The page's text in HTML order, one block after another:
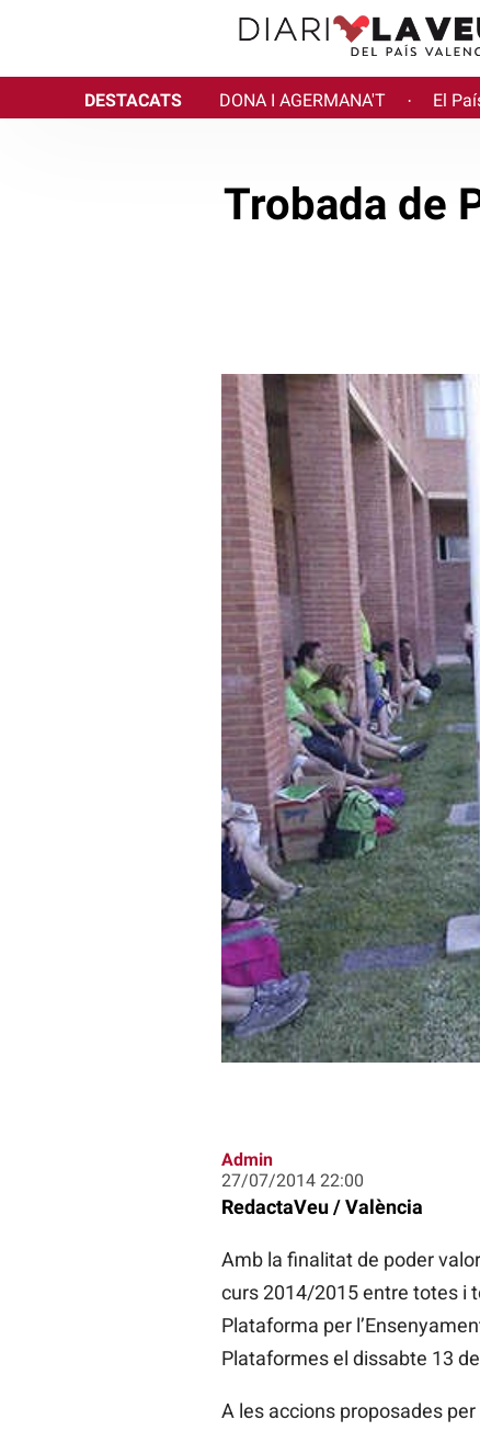
DESTACATS DONA I AGERMANA'T · El
Trobada de
Admin
27/07/2014 22:00
RedactaVeu / València
Amb la finalitat de poder
curs 2014/2015 entre totes i
Plataforma per
Plataformes el dissabte 13
A les accions proposades